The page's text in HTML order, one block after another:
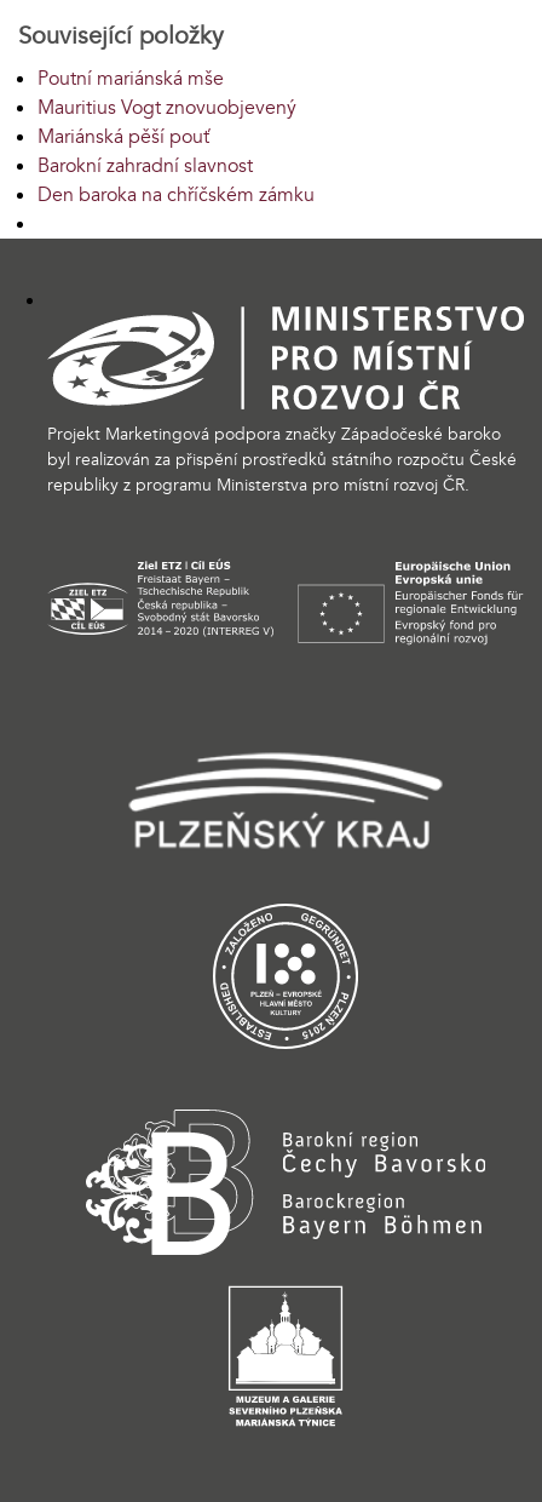
Související položky
Poutní mariánská mše
Mauritius Vogt znovuobjevený
Mariánská pěší pouť
Barokní zahradní slavnost
Den baroka na chříčském zámku
Projekt Marketingová podpora značky Západočeské baroko
byl realizován za přispění prostředků státního rozpočtu České
republiky z programu Ministerstva pro místní rozvoj ČR.